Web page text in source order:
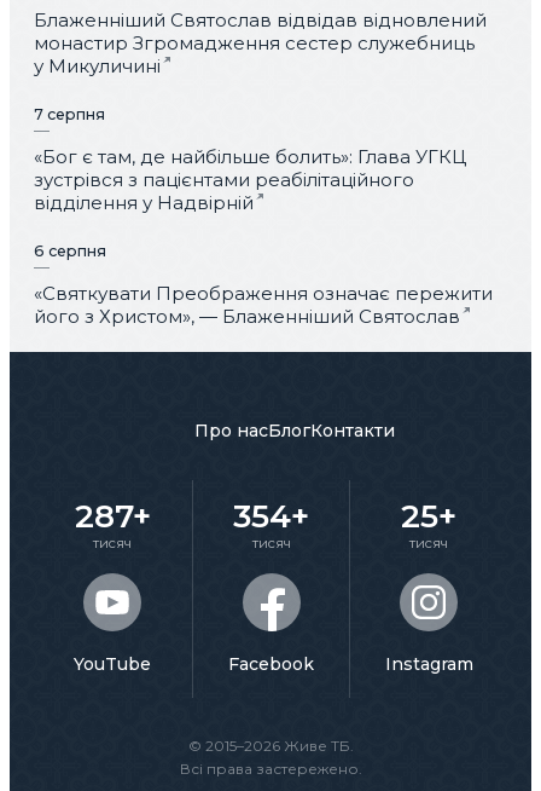
Блаженніший Святослав відвідав відновлений
монастир Згромадження сестер служебниць
у Микуличині
7 серпня
«Бог є там, де найбільше болить»: Глава УГКЦ
зустрівся з пацієнтами реабілітаційного
відділення у Надвірній
6 серпня
«Святкувати Преображення означає пережити
його з Христом», — Блаженніший Святослав
© 2015–2026 Живе ТБ.
Всі права застережено.
Про насБлогКонтакти
287+
тисяч
YouTube
354+
тисяч
Facebook
25+
тисяч
Instagram